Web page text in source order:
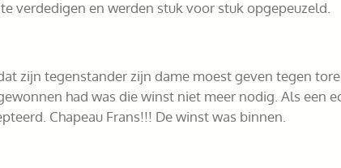
verdedigen en werden stuk voor stuk opgepeuzeld.
zijn tegenstander zijn dame moest geven tegen
had was die winst niet meer nodig. Als een
Chapeau Frans!!! De winst was binnen.